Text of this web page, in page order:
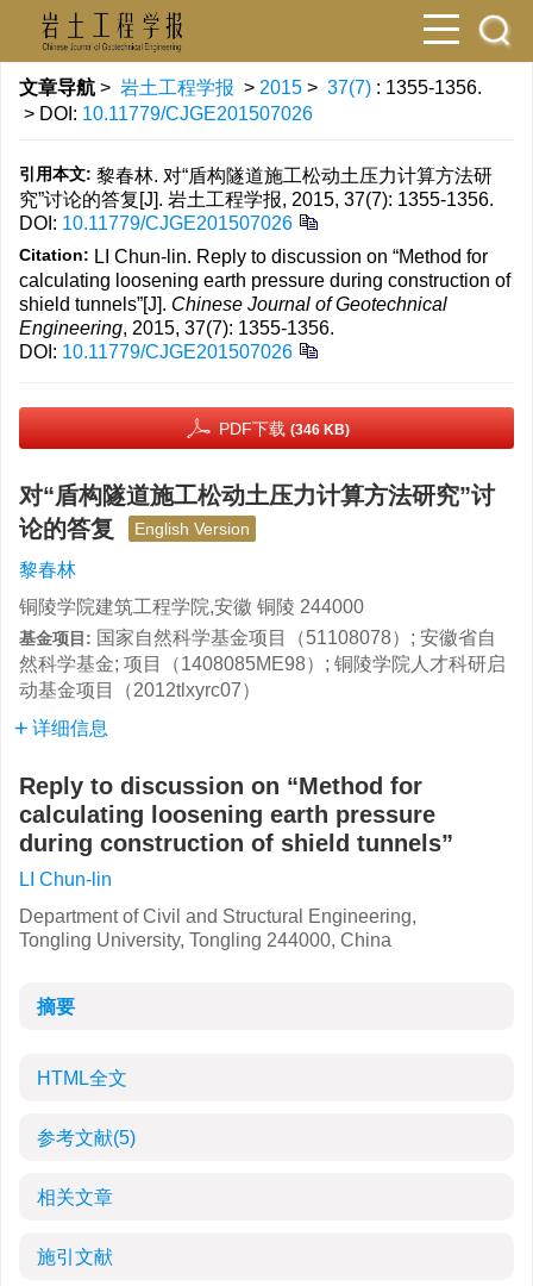
文章导航 > 岩土工程学报 > 2015 > 37(7) : 1355-1356.
> DOI: 10.11779/CJGE201507026
引用本文: 黎春林. 对“盾构隧道施工松动土压力计算方法研
究”讨论的答复[J]. 岩土工程学报, 2015, 37(7): 1355-1356.
DOI: 10.11779/CJGE201507026
Citation: LI Chun-lin. Reply to discussion on “Method for
calculating loosening earth pressure during construction of
shield tunnels”[J]. Chinese Journal of Geotechnical
Engineering, 2015, 37(7): 1355-1356.
DOI: 10.11779/CJGE201507026
PDF下载 (346 KB)
对“盾构隧道施工松动土压力计算方法研究”讨
论的答复
English Version
黎春林
铜陵学院建筑工程学院,安徽 铜陵 244000
基金项目: 国家自然科学基金项目（51108078）; 安徽省自
然科学基金; 项目（1408085ME98）; 铜陵学院人才科研启
动基金项目（2012tlxyrc07）
详细信息
Reply to discussion on “Method for
calculating loosening earth pressure
during construction of shield tunnels”
LI Chun-lin
Department of Civil and Structural Engineering,
Tongling University, Tongling 244000, China
摘要
HTML全文
参考文献(5)
相关文章
施引文献